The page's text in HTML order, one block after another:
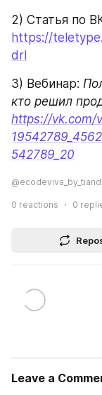
https://
drI
3) Вебинар:
https://vk.com/
542789_20
0 reactions 0
Leave a